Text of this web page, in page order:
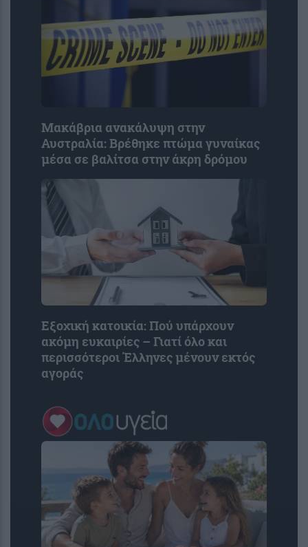
Μακάβρια ανακάλυψη στην
Αυστραλία: Βρέθηκε πτώμα γυναίκας
μέσα σε βαλίτσα στην άκρη δρόμου
Εξοχική κατοικία: Πού υπάρχουν
ακόμη ευκαιρίες – Γιατί όλο και
περισσότεροι Έλληνες μένουν εκτός
αγοράς